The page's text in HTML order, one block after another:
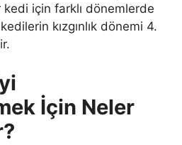
için farklı dönemlerde
kızgınlık dönemi 4.
İçin Neler